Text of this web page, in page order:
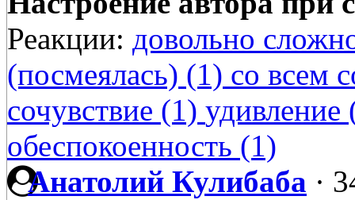
Реакции: довольно
(посмеялась) (1) со всем
сочувствие (1)
обеспокоенность (1)
Анатолий Кулибаба ·